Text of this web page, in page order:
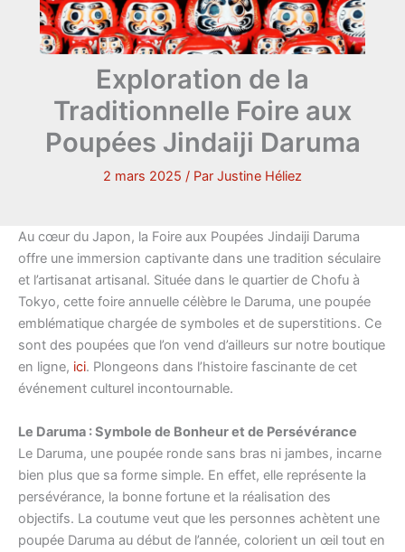
Exploration de la
Traditionnelle Foire aux
Poupées Jindaiji Daruma
2 mars 2025 / Par Justine Héliez
Au cœur du Japon, la Foire aux Poupées Jindaiji Daruma
offre une immersion captivante dans une tradition séculaire
et l’artisanat artisanal. Située dans le quartier de Chofu à
Tokyo, cette foire annuelle célèbre le Daruma, une poupée
emblématique chargée de symboles et de superstitions. Ce
sont des poupées que l’on vend d’ailleurs sur notre boutique
en ligne, ici. Plongeons dans l’histoire fascinante de cet
événement culturel incontournable.
Le Daruma : Symbole de Bonheur et de Persévérance
Le Daruma, une poupée ronde sans bras ni jambes, incarne
bien plus que sa forme simple. En effet, elle représente la
persévérance, la bonne fortune et la réalisation des
objectifs. La coutume veut que les personnes achètent une
poupée Daruma au début de l’année, colorient un œil tout en